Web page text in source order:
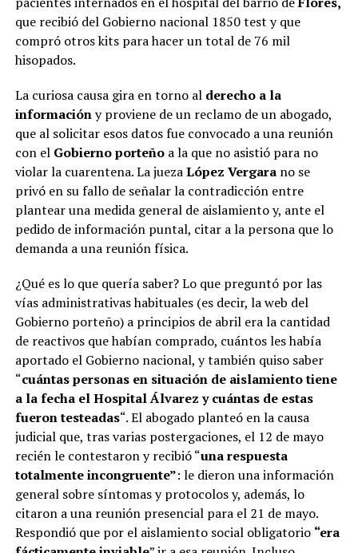
que recibió del Gobierno nacional 1850 test y que
compró otros kits para hacer un total de 76 mil
hisopados.
La curiosa causa gira en torno al derecho a la
informacióny proviene de un reclamo de un abogado,
que al solicitar esos datos fue convocado a una reunión
con el Gobierno porteñoa la que no asistió para no
violar la cuarentena. La juezaLópez Vergarano se
privó en su fallo de señalar la contradicción entre
plantear una medida general de aislamiento y, ante el
pedido de información puntal, citar a la persona que lo
demanda a una reunión física.
¿Qué es lo que quería saber? Lo que preguntó por las
vías administrativas habituales (es decir, la web del
Gobierno porteño) a principios de abril era la cantidad
de reactivos que habían comprado, cuántos les había
aportado el Gobierno nacional, y también quiso saber
“cuántas personas en situación de aislamiento tiene
a la fecha el Hospital Álvarez y cuántas de estas
fueron testeadas“. El abogado planteó en la causa
judicial que, tras varias postergaciones, el 12 de mayo
recién le contestaron y recibió “una respuesta
totalmente incongruente”: le dieron una información
general sobre síntomas y protocolos y, además, lo
citaron a una reunión presencial para el 21 de mayo.
Respondió que por el aislamiento social obligatorio “era